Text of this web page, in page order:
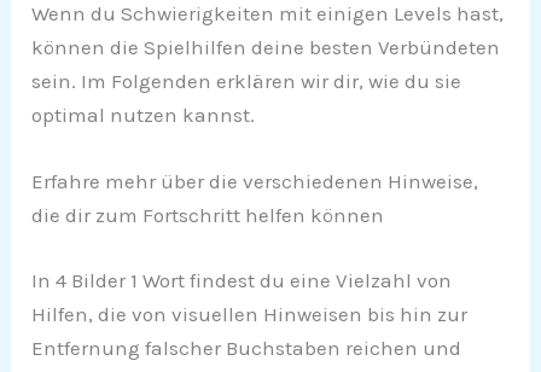
Wenn du Schwierigkeiten mit einigen Levels hast,
können die Spielhilfen deine besten Verbündeten
sein. Im Folgenden erklären wir dir, wie du sie
optimal nutzen kannst.
Erfahre mehr über die verschiedenen Hinweise,
die dir zum Fortschritt helfen können
In 4 Bilder 1 Wort findest du eine Vielzahl von
Hilfen, die von visuellen Hinweisen bis hin zur
Entfernung falscher Buchstaben reichen und